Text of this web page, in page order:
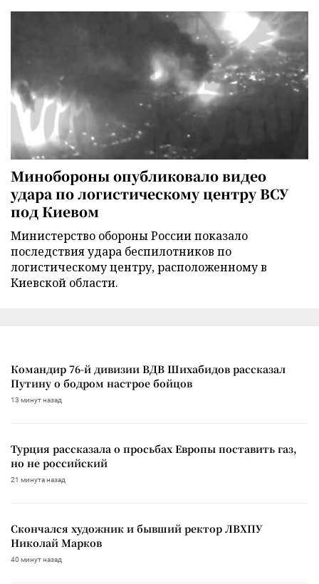
Минобороны опубликовало видео
удара по логистическому центру ВСУ
под Киевом
Министерство обороны России показало
последствия удара беспилотников по
логистическому центру, расположенному в
Киевской области.
Командир 76-й дивизии ВДВ Шихабидов рассказал
Путину о бодром настрое бойцов
13 минут назад
Турция рассказала о просьбах Европы поставить газ,
но не российский
21 минута назад
Скончался художник и бывший ректор ЛВХПУ
Николай Марков
40 минут назад